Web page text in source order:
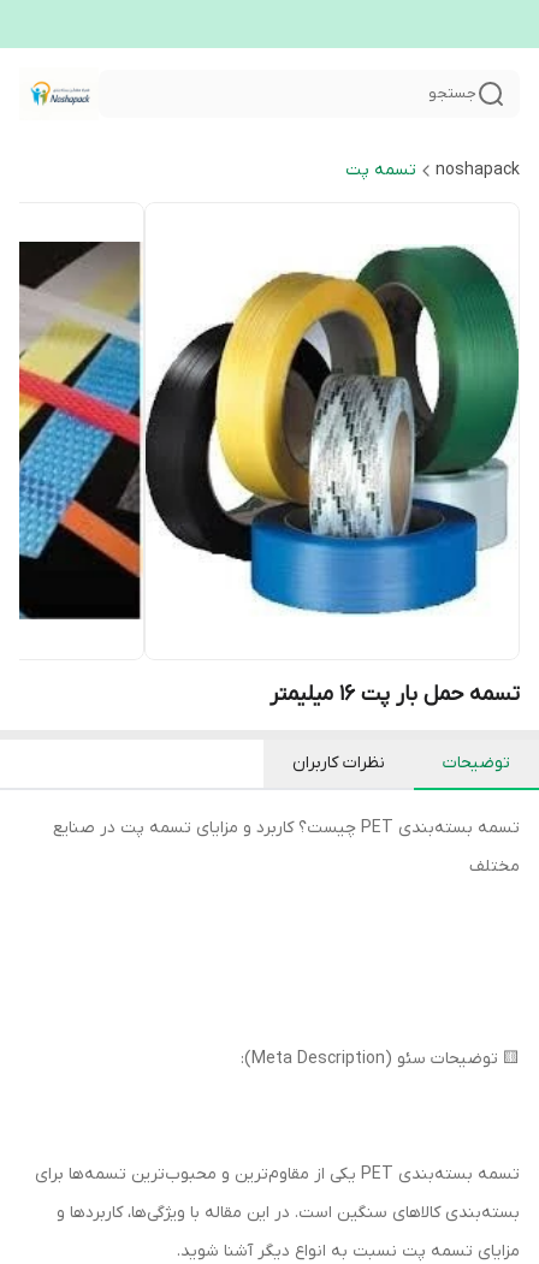
جستجو
noshapack تسمه پت
تسمه حمل بار پت ۱۶ میلیمتر
توضیحات نظرات کاربران
تسمه بسته‌بندی PET چیست؟ کاربرد و مزایای تسمه پت در صنایع
مختلف
🟨 توضیحات سئو (Meta Description):
تسمه بسته‌بندی PET یکی از مقاوم‌ترین و محبوب‌ترین تسمه‌ها برای
بسته‌بندی کالاهای سنگین است. در این مقاله با ویژگی‌ها، کاربردها و
مزایای تسمه پت نسبت به انواع دیگر آشنا شوید.